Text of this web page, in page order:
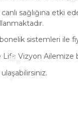
❅
❅
❅
sağlığına etki
sistemleri ile
Life Vizyon Ailemize